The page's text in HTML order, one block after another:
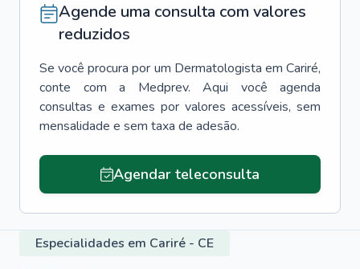
Agende uma consulta com valores
reduzidos
Se você procura por um Dermatologista em Cariré,
conte com a Medprev. Aqui você agenda
consultas e exames por valores acessíveis, sem
mensalidade e sem taxa de adesão.
Agendar teleconsulta
Especialidades em Cariré - CE